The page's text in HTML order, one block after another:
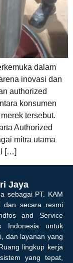
dalam
inovasi dan
authorized
konsumen
tersebut.
Authorized
mitra utama
[…]
Jaya
sebagai PT. KAM
secara resmi
and Service
Indonesia untuk
dan layanan yang
lingkup kerja
yang tepat,